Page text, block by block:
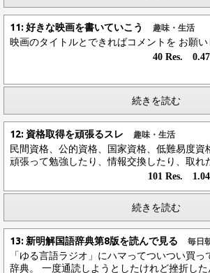
11: 好きな映画を書いていこう 趣味・生活
映画のタイトルとできればコメントを お願い
40 Res.
続きを読む
12: 資格取得を頑張るスレ 趣味・生活
民間資格、公的資格、国家資格、低難易度資
頑張って勉強したり、情報交換したり、取れ
101 Res.
続きを読む
13: 新明解国語辞典第8版を読んで見る 毎日
「ゆる言語ラジオ」にハマってついつい買
辞典。 一度通読しようとしたけれど挫折した